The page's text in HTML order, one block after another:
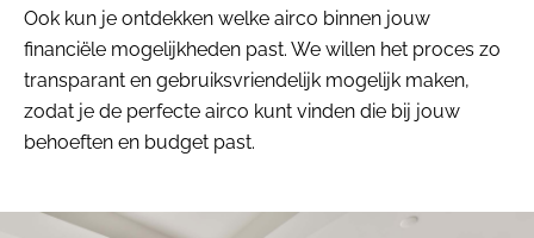
Ook kun je ontdekken welke airco binnen jouw
financiële mogelijkheden past. We willen het proces zo
transparant en gebruiksvriendelijk mogelijk maken,
zodat je de perfecte airco kunt vinden die bij jouw
behoeften en budget past.